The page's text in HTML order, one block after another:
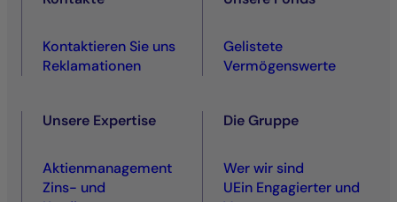
Kontaktieren Sie uns
Reklamationen
Gelistete
Vermögenswerte
Unsere Expertise
Aktienmanagement
Zins- und
Die Gruppe
Wer wir sind
UEin Engagierter und